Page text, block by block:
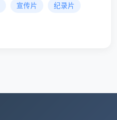
宣传片
纪录片